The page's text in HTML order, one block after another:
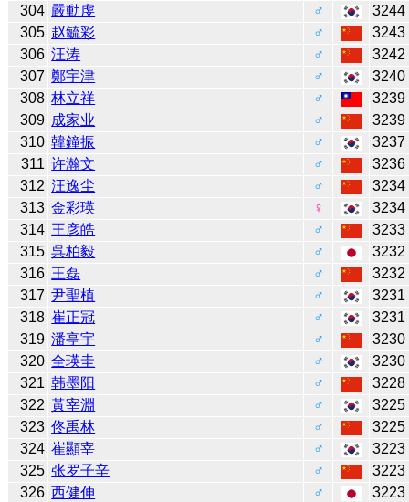
304 嚴動虔 ♂
3244
305 赵毓彩 ♂
3243
306 汪涛 ♂
3242
307 鄭宇津 ♂
3240
308 林立祥 ♂
3239
309 成家业 ♂
3239
310 韓鐘振 ♂
3237
311 许瀚文 ♂
3236
312 汪逸尘 ♂
3234
313 金彩瑛 ♀
3234
314 王彦皓 ♂
3233
315 呉柏毅 ♂
3232
316 王磊 ♂
3232
317 尹聖植 ♂
3231
318 崔正冠 ♂
3231
319 潘亭宇 ♂
3230
320 全瑛圭 ♂
3230
321 韩墨阳 ♂
3228
322 黃宰淵 ♂
3225
323 佟禹林 ♂
3225
324 崔顯宰 ♂
3223
325 张罗子辛 ♂
3223
326 西健伸 ♂
3223